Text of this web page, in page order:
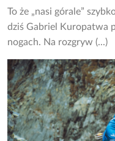
To że „nasi górale”
dziś Gabriel Kuropatwa
nogach. Na rozgryw (...)